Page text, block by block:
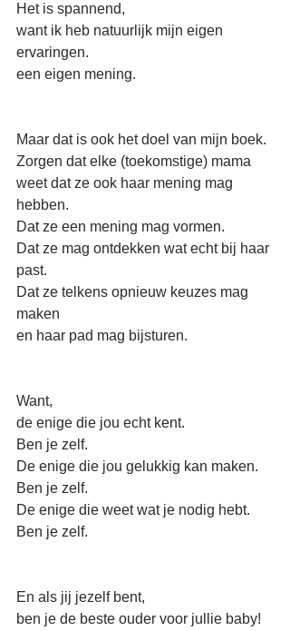
Het is spannend,
want ik heb natuurlijk mijn eigen
ervaringen.
een eigen mening.
Maar dat is ook het doel van mijn boek.
Zorgen dat elke (toekomstige) mama
weet dat ze ook haar mening mag
hebben.
Dat ze een mening mag vormen.
Dat ze mag ontdekken wat echt bij haar
past.
Dat ze telkens opnieuw keuzes mag
maken
en haar pad mag bijsturen.
Want,
de enige die jou echt kent.
Ben je zelf.
De enige die jou gelukkig kan maken.
Ben je zelf.
De enige die weet wat je nodig hebt.
Ben je zelf.
En als jij jezelf bent,
ben je de beste ouder voor jullie baby!